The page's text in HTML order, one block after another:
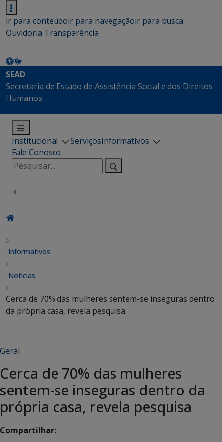
ir para conteúdoir para navegaçãoir para busca
Ouvidoria Transparência
SEAD
Secretaria de Estado de Assistência Social e dos Direitos
Humanos
Institucional ServiçosInformativos
Fale Conosco
Pesquisar
por:
Informativos
Notícias
Cerca de 70% das mulheres sentem-se inseguras dentro
da própria casa, revela pesquisa
Geral
Cerca de 70% das mulheres
sentem-se inseguras dentro da
própria casa, revela pesquisa
Compartilhar: